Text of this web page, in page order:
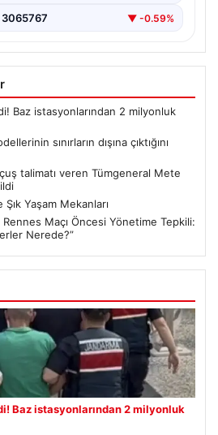
3065767 ▼ -0.59%
Baz istasyonlarından 2 milyonluk
sınırların dışına çıktığını
talimatı veren Tümgeneral Mete
Yaşam Mekanları
Rennes Maçı Öncesi Yönetime Tepkili:
Nerede?”
Baz istasyonlarından 2 milyonluk